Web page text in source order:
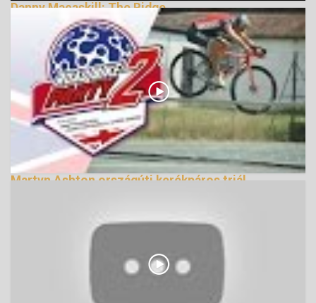
Danny Macaskill: The Ridge
170673 Nézetek
Martyn Ashton országúti kerékpáros triál